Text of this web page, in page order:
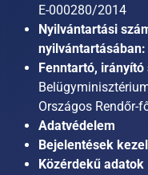
E-000280/2014
Nyilvántartási
nyilvántartásában:
Fenntartó, irányító
Országos Rendőr-
Adatvédelem
Bejelentések
Közérdekű adatok